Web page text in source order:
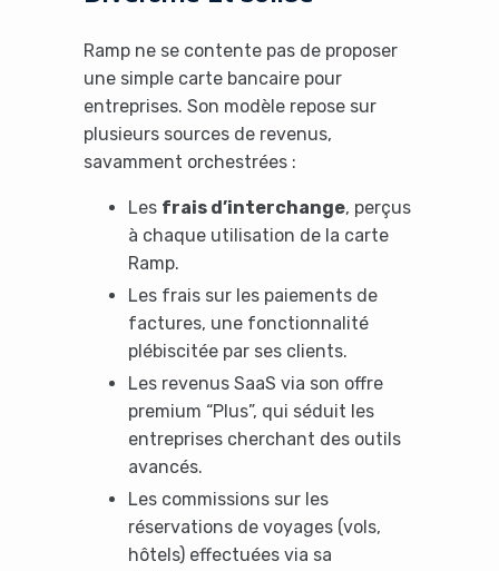
Ramp ne se contente pas de proposer
une simple carte bancaire pour
entreprises. Son modèle repose sur
plusieurs sources de revenus,
savamment orchestrées :
Les frais d’interchange, perçus
à chaque utilisation de la carte
Ramp.
Les frais sur les paiements de
factures, une fonctionnalité
plébiscitée par ses clients.
Les revenus SaaS via son offre
premium “Plus”, qui séduit les
entreprises cherchant des outils
avancés.
Les commissions sur les
réservations de voyages (vols,
hôtels) effectuées via sa